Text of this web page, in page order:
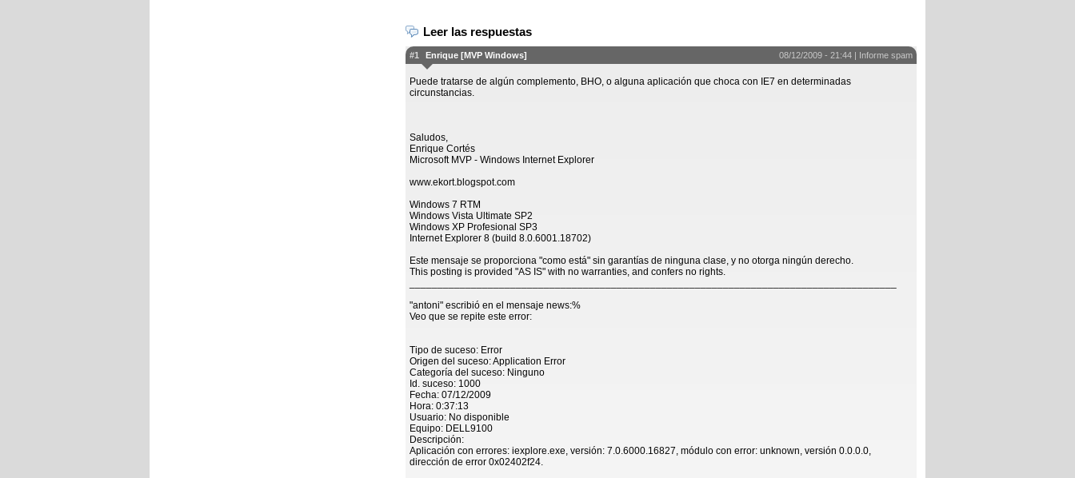
Leer las respuestas
#1 Enrique [MVP Windows] 08/12/2009 - 21:44 | Informe spam
Puede tratarse de algún complemento, BHO, o alguna aplicación que choca con IE7 en determinadas
circunstancias.
Saludos,
Enrique Cortés
Microsoft MVP - Windows Internet Explorer
www.ekort.blogspot.com
Windows 7 RTM
Windows Vista Ultimate SP2
Windows XP Profesional SP3
Internet Explorer 8 (build 8.0.6001.18702)
Este mensaje se proporciona "como está" sin garantías de ninguna clase, y no otorga ningún derecho.
This posting is provided "AS IS" with no warranties, and confers no rights.
"antoni" escribió en el mensaje news:%
Veo que se repite este error:
Tipo de suceso: Error
Origen del suceso: Application Error
Categoría del suceso: Ninguno
Id. suceso: 1000
Fecha: 07/12/2009
Hora: 0:37:13
Usuario: No disponible
Equipo: DELL9100
Descripción:
Aplicación con errores: iexplore.exe, versión: 7.0.6000.16827, módulo con error: unknown, versión 0.0.0.0,
dirección de error 0x02402f24.